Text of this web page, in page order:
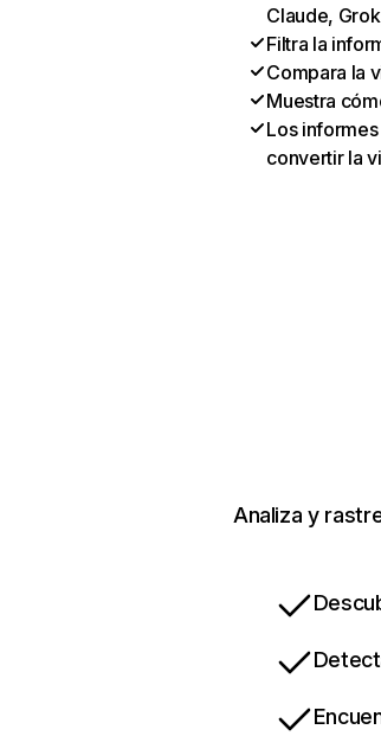
Claude,
Filtra la
Compara la
Muestra
Los
convertir la
Analiza y